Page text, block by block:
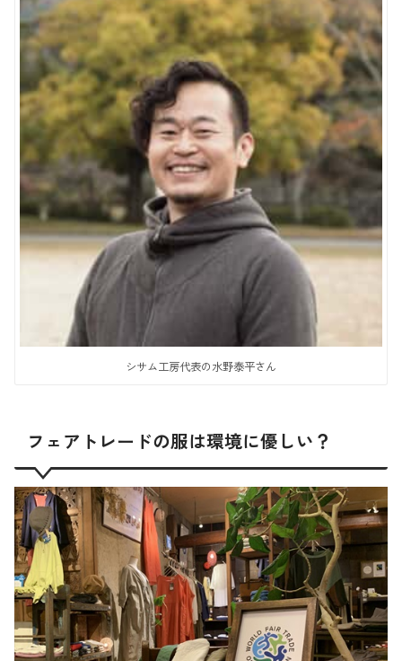
シサム工房代表の水野泰平さん
フェアトレードの服は環境に優しい？